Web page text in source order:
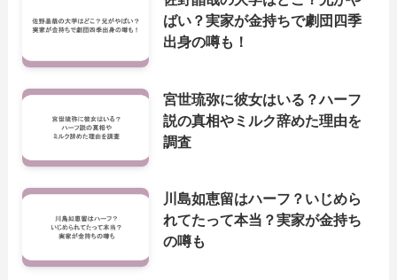
ばい？実家が金持ちで劇団四季
出身の噂も！
宮世琉弥に彼女はいる？ハーフ
説の真相やミルク辞めた理由を
調査
川島如恵留はハーフ？いじめら
れてたって本当？実家が金持ち
の噂も